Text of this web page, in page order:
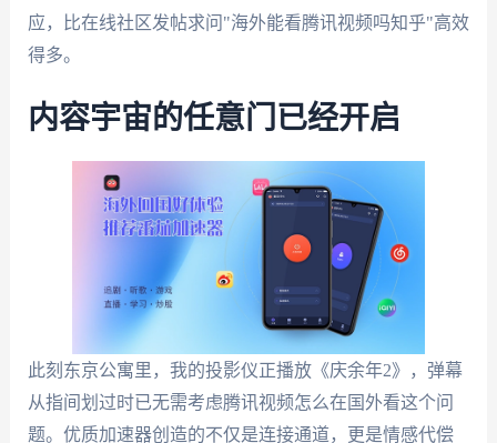
应，比在线社区发帖求问"海外能看腾讯视频吗知乎"高效
得多。
内容宇宙的任意门已经开启
此刻东京公寓里，我的投影仪正播放《庆余年2》，弹幕
从指间划过时已无需考虑腾讯视频怎么在国外看这个问
题。优质加速器创造的不仅是连接通道，更是情感代偿